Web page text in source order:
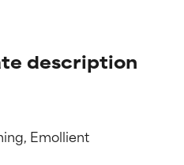
description
Emollient